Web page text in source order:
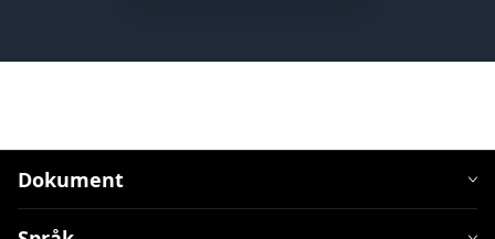
Dokument